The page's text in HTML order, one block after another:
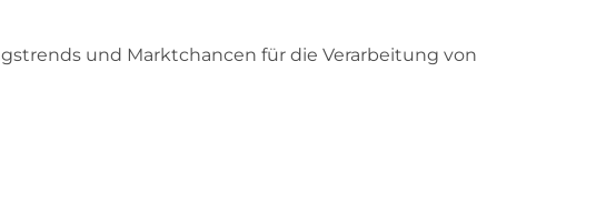
und Marktchancen für die Verarbeitung von